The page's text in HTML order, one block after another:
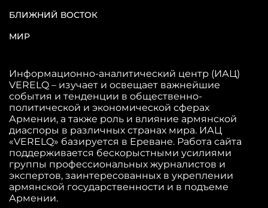
БЛИЖНИЙ ВОСТОК
МИР
Информационно-аналитический центр (ИАЦ)
VERELQ – изучает и освещает важнейшие
события и тенденции в общественно-
политической и экономической сферах
Армении, а также роль и влияние армянской
диаспоры в различных странах мира. ИАЦ
«VERELQ» базируется в Ереване. Работа сайта
поддерживается бескорыстными усилиями
группы профессиональных журналистов и
экспертов, заинтересованных в укреплении
армянской государственности и в подъеме
Армении.